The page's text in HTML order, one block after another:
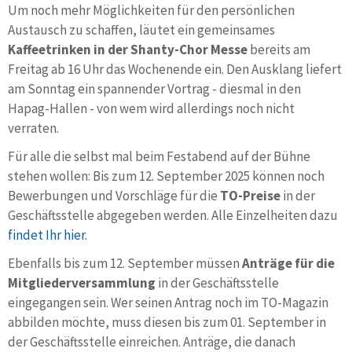
Um noch mehr Möglichkeiten für den persönlichen
Austausch zu schaffen, läutet ein gemeinsames
Kaffeetrinken in der Shanty-Chor Messebereits am
Freitag ab 16 Uhr das Wochenende ein. Den Ausklang liefert
am Sonntag ein spannender Vortrag - diesmal in den
Hapag-Hallen - von wem wird allerdings noch nicht
verraten.
Für alle die selbst mal beim Festabend auf der Bühne
stehen wollen: Bis zum 12. September 2025 können noch
Bewerbungen und Vorschläge für die TO-Preisein der
Geschäftsstelle abgegeben werden. Alle Einzelheiten dazu
findet Ihr hier.
Ebenfalls bis zum 12. September müssenAnträge für die
Mitgliederversammlung in der Geschäftsstelle
eingegangen sein. Wer seinen Antrag noch im TO-Magazin
abbilden möchte, muss diesen bis zum 01. September in
der Geschäftsstelle einreichen. Anträge, die danach